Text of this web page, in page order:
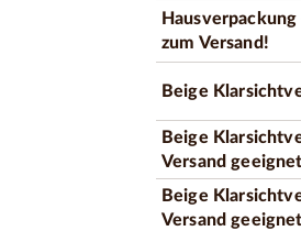
zum Versand!
Beige
Beige
Versand
Beige
Versand